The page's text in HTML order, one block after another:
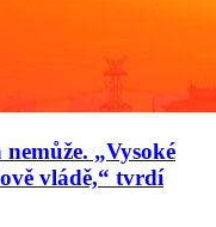
„Vysoké
vládě,“ tvrdí